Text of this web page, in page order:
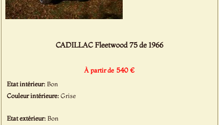
CADILLAC Fleetwood 75 de 1966
À partir de 540 €
Etat intérieur:Bon
Couleur intérieure:Grise
Etat extérieur:Bon